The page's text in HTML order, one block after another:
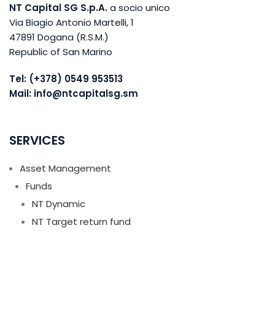
NT Capital SG S.p.A.a socio unico
Via Biagio Antonio Martelli, 1
47891 Dogana (R.S.M.)
Republic of San Marino
Tel: (+378) 0549 953513
Mail: info@ntcapitalsg.sm
SERVICES
Asset Management
Funds
NT Dynamic
NT Target return fund